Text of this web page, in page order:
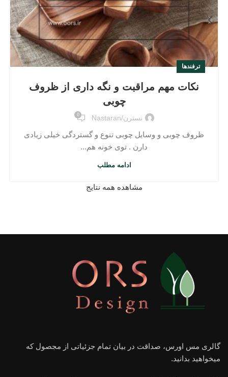
ترفندها
نکات مهم مراقبت و نگه داری از ظروف
چوبی
نسترن/nastaran 0
ظروف چوبی و وسایل چوبی تنوع و گستردگی خیلی زیادی
دارن . توی خونه هم...
ادامه مطلب
مشاهده همه نتایج
گالری مس اورس، صداقت در بیان تمام جزئیاتی از مجصول که
میخواهید بدانید.